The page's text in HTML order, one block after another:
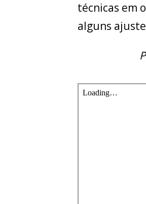
técnicas em
alguns